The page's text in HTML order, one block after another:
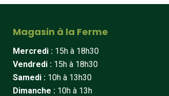
Magasin à la Ferme
Mercredi : 15h à 18h30
Vendredi : 15h à 18h30
Samedi : 10h à 13h30
Dimanche : 10h à 13h